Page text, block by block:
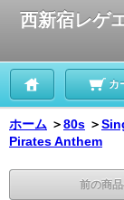
西新宿レゲ
カ
ホーム ＞80s ＞
Pirates Anthem
前の商